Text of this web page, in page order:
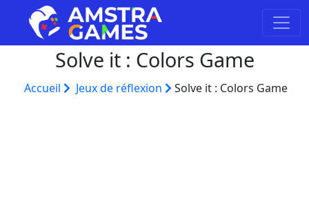
Solve it : Colors Game
Accueil Jeux de réflexion Solve it : Colors Game